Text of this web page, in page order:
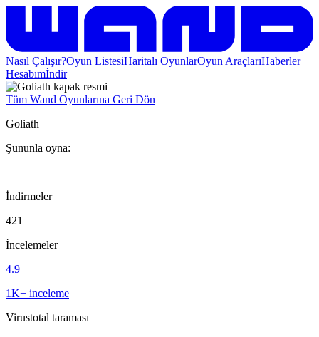
Nasıl Çalışır?Oyun ListesiHaritalı OyunlarOyun AraçlarıHaberler
Hesabımİndir
Tüm Wand Oyunlarına Geri Dön
Goliath
Şununla oyna:
İndirmeler
421
İncelemeler
4.9
1K+ inceleme
Virustotal taraması